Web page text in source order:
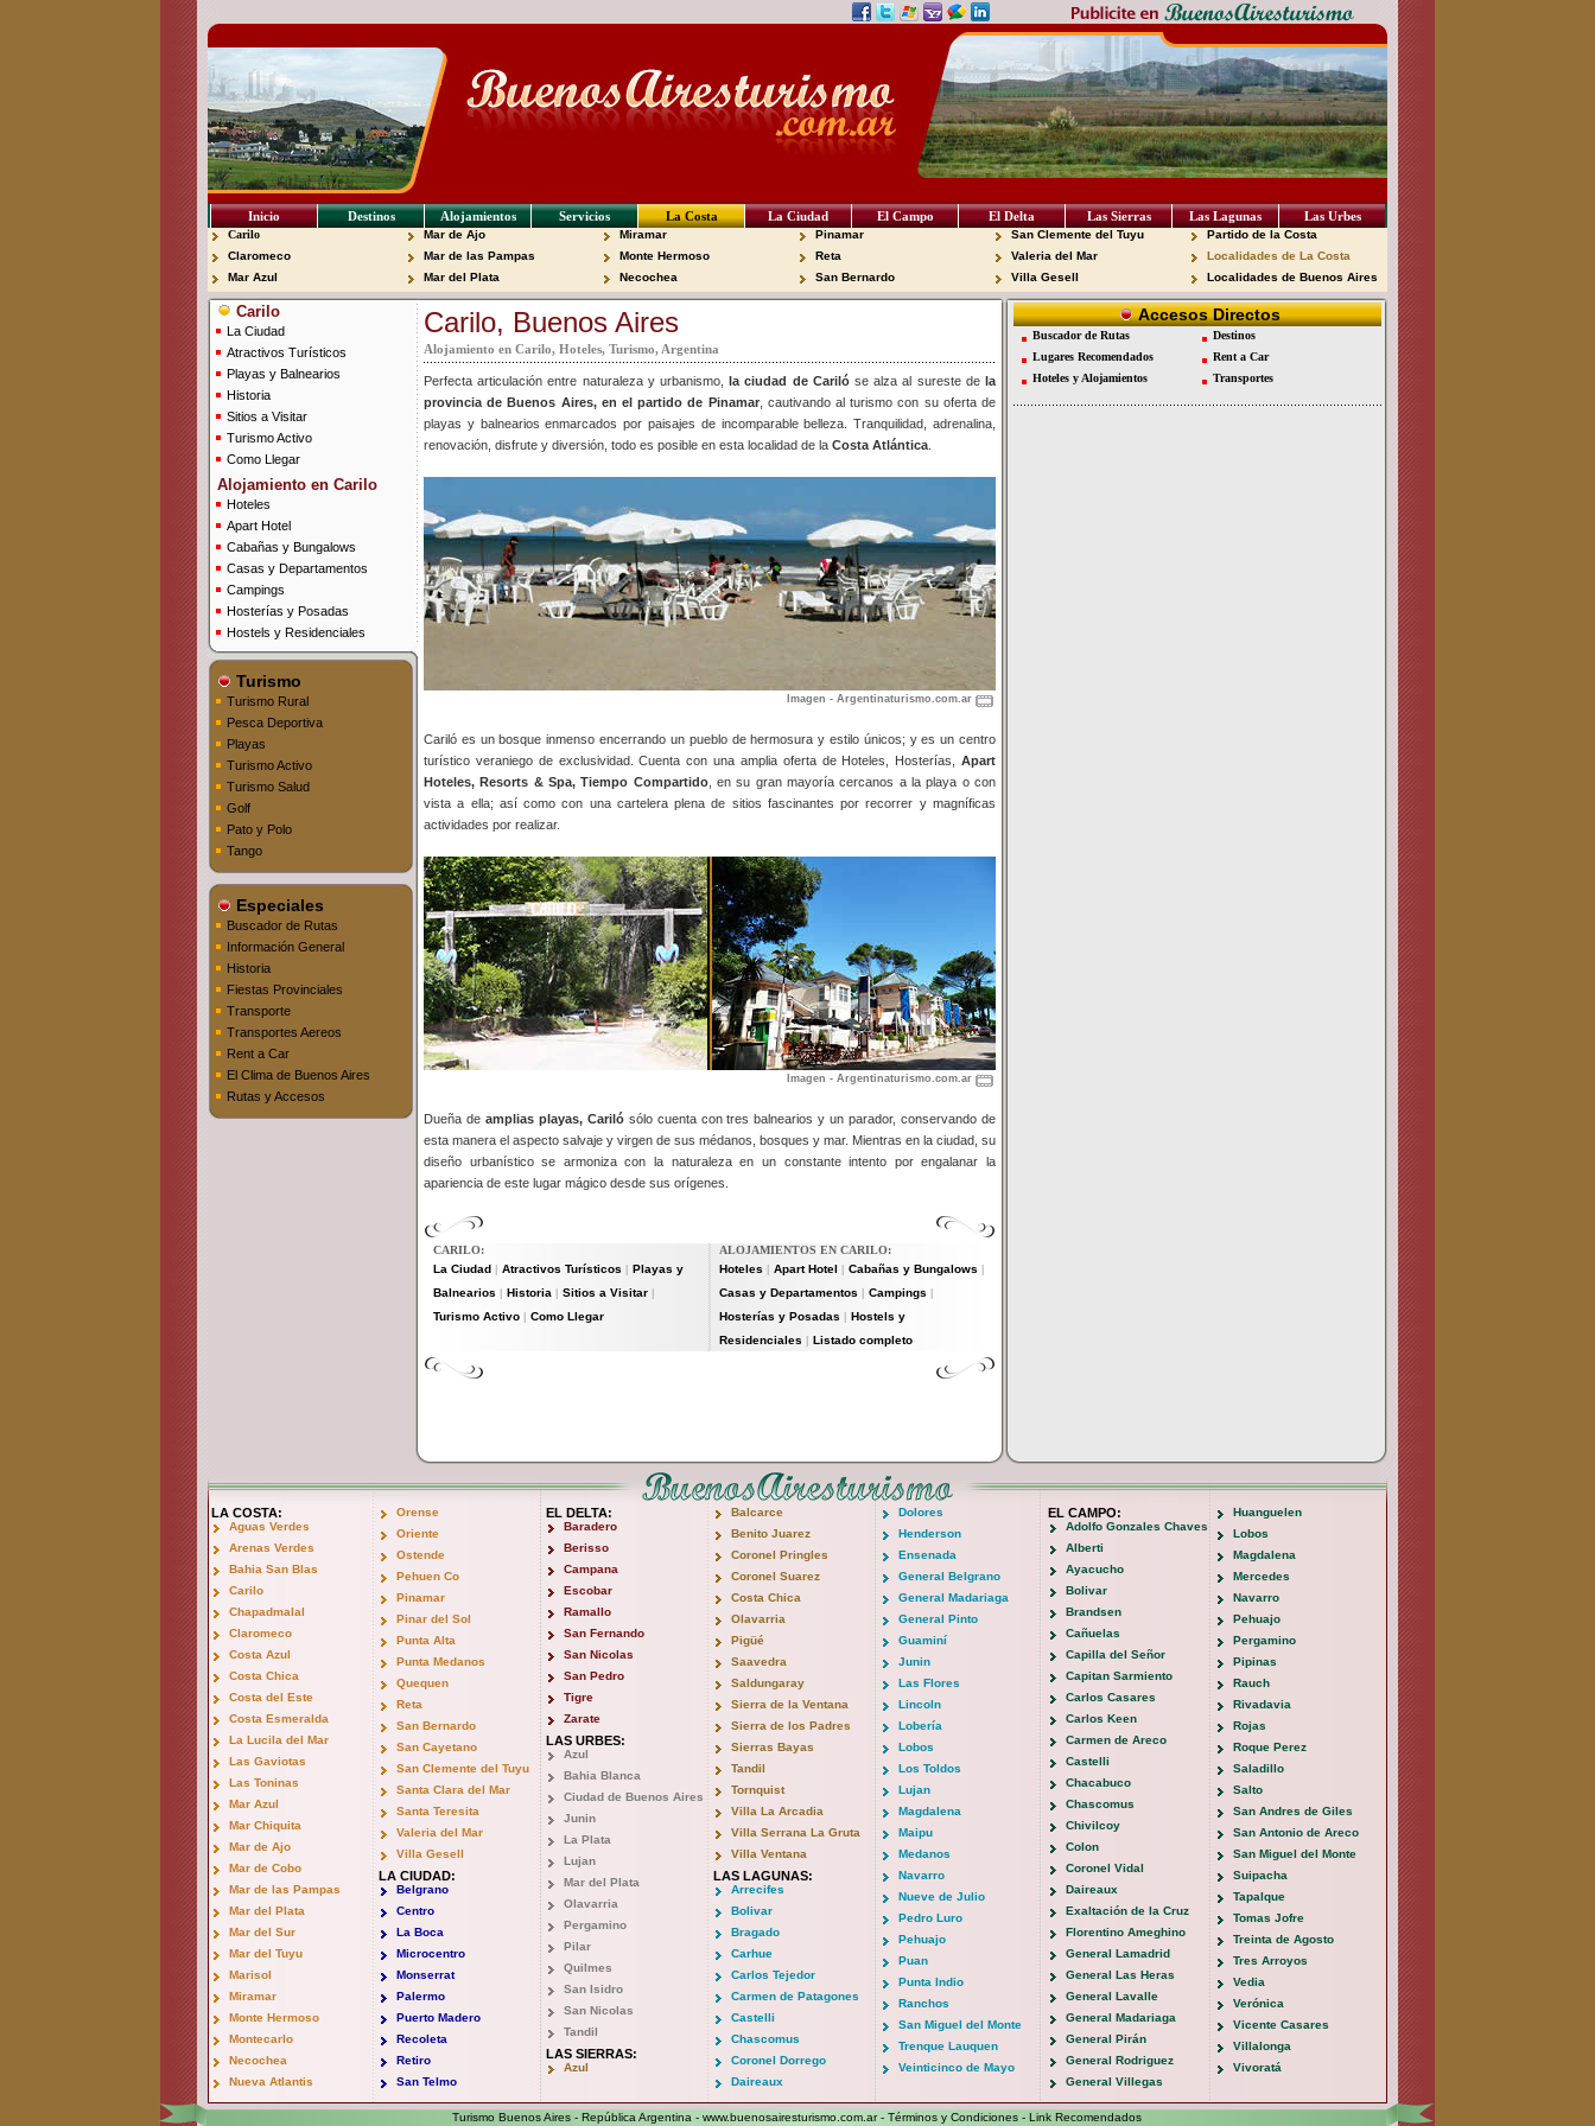
Inicio Destinos Alojamientos Servicios La Costa La Ciudad El Campo El Delta Las Sierras Las Lagunas Las Urbes
Carilo
Claromeco
Mar Azul
Mar de Ajo
Mar de las Pampas
Mar del Plata
Miramar
Monte Hermoso
Necochea
Pinamar
Reta
San Bernardo
San Clemente del Tuyu
Valeria del Mar
Villa Gesell
Partido de la Costa
Localidades de La Costa
Localidades de Buenos Aires
Carilo
La Ciudad
Atractivos Turísticos
Playas y Balnearios
Historia
Sitios a Visitar
Turismo Activo
Como Llegar
Alojamiento en Carilo
Hoteles
Apart Hotel
Cabañas y Bungalows
Casas y Departamentos
Campings
Hosterías y Posadas
Hostels y Residenciales
Turismo
Turismo Rural
Pesca Deportiva
Playas
Turismo Activo
Turismo Salud
Golf
Pato y Polo
Tango
Especiales
Buscador de Rutas
Información General
Historia
Fiestas Provinciales
Transporte
Transportes Aereos
Rent a Car
El Clima de Buenos Aires
Rutas y Accesos
Carilo, Buenos Aires
Alojamiento en Carilo, Hoteles, Turismo, Argentina
Perfecta articulación entre naturaleza y urbanismo,la ciudad de Carilóse alza al sureste dela
provincia de Buenos Aires, en el partido de Pinamar, cautivando al turismo con su oferta de
playas y balnearios enmarcados por paisajes de incomparable belleza. Tranquilidad, adrenalina,
renovación, disfrute y diversión, todo es posible en esta localidad de la Costa Atlántica
Imagen - Argentinaturismo.com.ar
Cariló es un bosque inmenso encerrando un pueblo de hermosura y estilo únicos; y es un centro
turístico veraniego de exclusividad. Cuenta con una amplia oferta de Hoteles, Hosterías, Apart
Hoteles, Resorts & Spa, Tiempo Compartido, en su gran mayoría cercanos a la playa o con
vista a ella; así como con una cartelera plena de sitios fascinantes por recorrer y magníficas
actividades por realizar.
Imagen - Argentinaturismo.com.ar
Dueña de amplias playas, Carilósólo cuenta con tres balnearios y un parador, conservando de
esta manera el aspecto salvaje y virgen de sus médanos, bosques y mar. Mientras en la ciudad, su
diseño urbanístico se armoniza con la naturaleza en un constante intento por engalanar la
apariencia de este lugar mágico desde sus orígenes.
CARILO:
La Ciudad
Atractivos Turísticos
Playas y
Balnearios
Historia Sitios a Visitar
Turismo Activo Como Llegar
ALOJAMIENTOS EN CARILO:
Hoteles
Apart Hotel Cabañas y Bungalows
Casas y Departamentos Campings
Hosterías y Posadas
Hostels y
Residenciales
Listado completo
Accesos Directos
Buscador de Rutas
Lugares Recomendados
Hoteles y Alojamientos
Destinos
Rent a Car
Transportes
LA COSTA:
Aguas Verdes
Arenas Verdes
Bahia San Blas
Carilo
Chapadmalal
Claromeco
Costa Azul
Costa Chica
Costa del Este
Costa Esmeralda
La Lucila del Mar
Las Gaviotas
Las Toninas
Mar Azul
Mar Chiquita
Mar de Ajo
Mar de Cobo
Mar de las Pampas
Mar del Plata
Mar del Sur
Mar del Tuyu
Marisol
Miramar
Monte Hermoso
Montecarlo
Necochea
Nueva Atlantis
Orense
Oriente
Ostende
Pehuen Co
Pinamar
Pinar del Sol
Punta Alta
Punta Medanos
Quequen
Reta
San Bernardo
San Cayetano
San Clemente del Tuyu
Santa Clara del Mar
Santa Teresita
Valeria del Mar
Villa Gesell
LA CIUDAD:
Belgrano
Centro
La Boca
Microcentro
Monserrat
Palermo
Puerto Madero
Recoleta
Retiro
San Telmo
EL DELTA:
Baradero
Berisso
Campana
Escobar
Ramallo
San Fernando
San Nicolas
San Pedro
Tigre
Zarate
LAS URBES:
Azul
Bahia Blanca
Ciudad de Buenos Aires
Junin
La Plata
Lujan
Mar del Plata
Olavarria
Pergamino
Pilar
Quilmes
San Isidro
San Nicolas
Tandil
LAS SIERRAS:
Azul
Balcarce
Benito Juarez
Coronel Pringles
Coronel Suarez
Costa Chica
Olavarria
Pigüé
Saavedra
Saldungaray
Sierra de la Ventana
Sierra de los Padres
Sierras Bayas
Tandil
Tornquist
Villa La Arcadia
Villa Serrana La Gruta
Villa Ventana
LAS LAGUNAS:
Arrecifes
Bolivar
Bragado
Carhue
Carlos Tejedor
Carmen de Patagones
Castelli
Chascomus
Coronel Dorrego
Daireaux
Dolores
Henderson
Ensenada
General Belgrano
General Madariaga
General Pinto
Guaminí
Junin
Las Flores
Lincoln
Lobería
Lobos
Los Toldos
Lujan
Magdalena
Maipu
Medanos
Navarro
Nueve de Julio
Pedro Luro
Pehuajo
Puan
Punta Indio
Ranchos
San Miguel del Monte
Trenque Lauquen
Veinticinco de Mayo
EL CAMPO:
Adolfo Gonzales Chaves
Alberti
Ayacucho
Bolivar
Brandsen
Cañuelas
Capilla del Señor
Capitan Sarmiento
Carlos Casares
Carlos Keen
Carmen de Areco
Castelli
Chacabuco
Chascomus
Chivilcoy
Colon
Coronel Vidal
Daireaux
Exaltación de la Cruz
Florentino Ameghino
General Lamadrid
General Las Heras
General Lavalle
General Madariaga
General Pirán
General Rodriguez
General Villegas
Huanguelen
Lobos
Magdalena
Mercedes
Navarro
Pehuajo
Pergamino
Pipinas
Rauch
Rivadavia
Rojas
Roque Perez
Saladillo
Salto
San Andres de Giles
San Antonio de Areco
San Miguel del Monte
Suipacha
Tapalque
Tomas Jofre
Treinta de Agosto
Tres Arroyos
Vedia
Verónica
Vicente Casares
Villalonga
Vivoratá
Turismo Buenos Aires - República Argentina -www.buenosairesturismo.com.ar-Términos y Condiciones -Link Recomendados